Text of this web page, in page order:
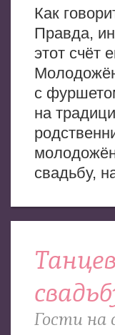
Как
Правда,
этот счёт
с
на
свадьбу,
Гости на